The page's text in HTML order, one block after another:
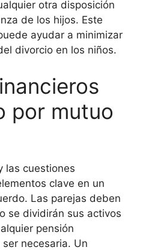
otra disposición
de los hijos. Este
ayudar a minimizar
divorcio en los niños.
por mutuo
las cuestiones
clave en un
Las parejas deben
se dividirán sus activos
pensión
necesaria. Un